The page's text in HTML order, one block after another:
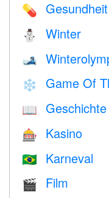
💊 Gesundheit
⛄ Winter
🎿
❄️ Game Of
📖 Geschichte
🎰 Kasino
🇧🇷 Karneval
🎬 Film